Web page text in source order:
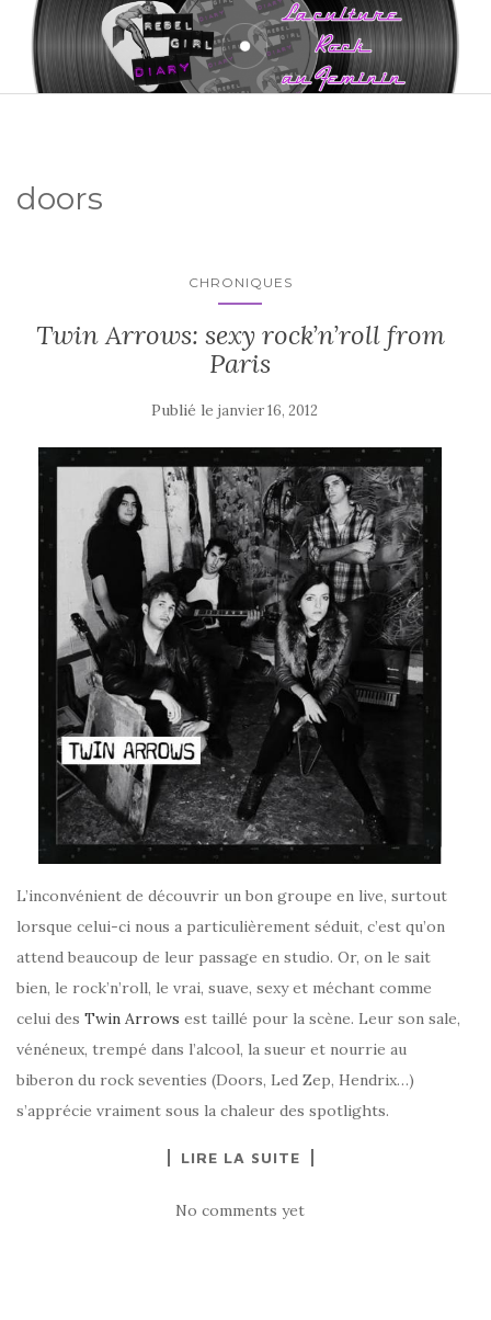
doors
CHRONIQUES
Twin Arrows: sexy rock’n’roll from
Paris
Publié le janvier 16, 2012
L’inconvénient de découvrir un bon groupe en live, surtout
lorsque celui-ci nous a particulièrement séduit, c’est qu’on
attend beaucoup de leur passage en studio. Or, on le sait
bien, le rock’n’roll, le vrai, suave, sexy et méchant comme
celui des Twin Arrows est taillé pour la scène. Leur son sale,
vénéneux, trempé dans l’alcool, la sueur et nourrie au
biberon du rock seventies (Doors, Led Zep, Hendrix…)
s’apprécie vraiment sous la chaleur des spotlights.
LIRE LA SUITE
No comments yet